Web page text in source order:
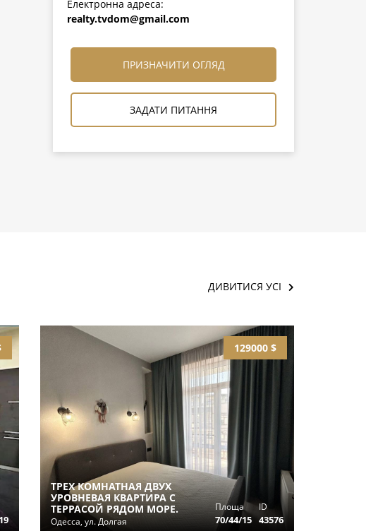
Електронна адреса:
realty.tvdom@gmail.com
ПРИЗНАЧИТИ ОГЛЯД
ЗАДАТИ ПИТАННЯ
ДИВИТИСЯ УСІ
129000 $
ТРЕХ КОМНАТНАЯ ДВУХ
УРОВНЕВАЯ КВАРТИРА С
ТЕРРАСОЙ РЯДОМ МОРЕ.
Одесса, ул. Долгая
Площа
70/44/15
ID
43576